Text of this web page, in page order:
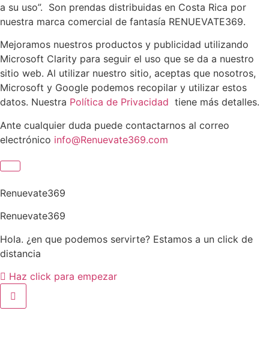
a su uso”. Son prendas distribuidas en Costa Rica por
nuestra marca comercial de fantasía RENUEVATE369.
Mejoramos nuestros productos y publicidad utilizando
Microsoft Clarity para seguir el uso que se da a nuestro
sitio web. Al utilizar nuestro sitio, aceptas que nosotros,
Microsoft y Google podemos recopilar y utilizar estos
datos. Nuestra Política de Privacidad tiene más detalles.
Ante cualquier duda puede contactarnos al correo
electrónico info@Renuevate369.com
Renuevate369
Renuevate369
Hola. ¿en que podemos servirte? Estamos a un click de
distancia
Haz click para empezar